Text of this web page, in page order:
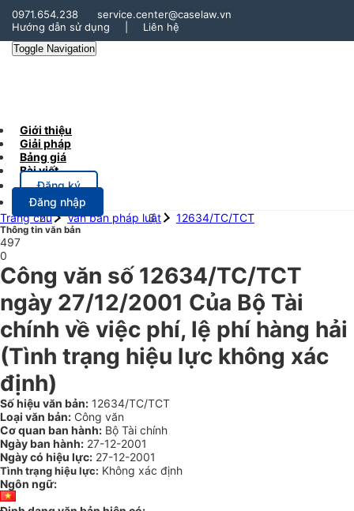
0971.654.238
service.center@caselaw.vn
Hướng dẫn sử dụng
Liên hệ
Toggle Navigation
Giới thiệu
Giải pháp
Bảng giá
Bài viết
Đăng ký
Đăng nhập
Trang chủ
Văn bản pháp luật 12634/TC/TCT
Thông tin văn bản
497
0
Công văn số 12634/TC/TCT
ngày 27/12/2001 Của Bộ Tài
chính về việc phí, lệ phí hàng hải
(Tình trạng hiệu lực không xác
định)
Số hiệu văn bản: 12634/TC/TCT
Loại văn bản: Công văn
Cơ quan ban hành: Bộ Tài chính
Ngày ban hành: 27-12-2001
Ngày có hiệu lực: 27-12-2001
Tình trạng hiệu lực: Không xác định
Ngôn ngữ: